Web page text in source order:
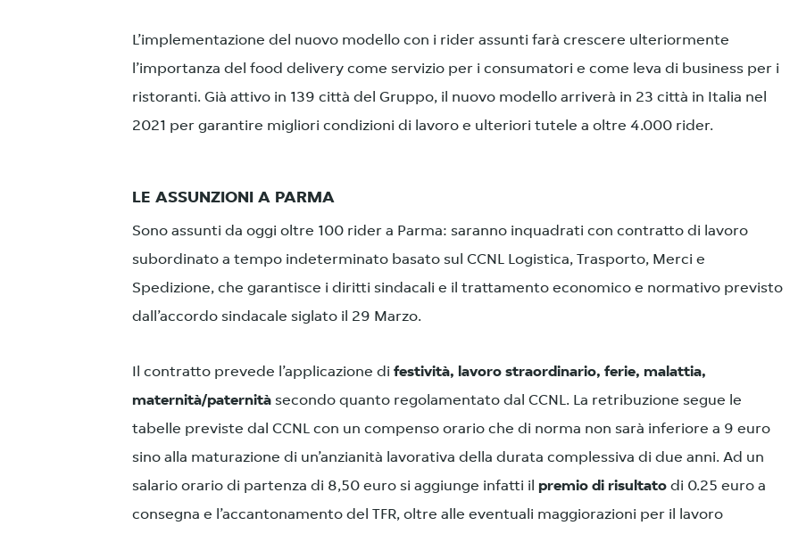
L’implementazione del nuovo modello con i rider assunti farà crescere ulteriormente
l’importanza del food delivery come servizio per i consumatori e come leva di business per i
ristoranti. Già attivo in 139 città del Gruppo, il nuovo modello arriverà in 23 città in Italia nel
2021 per garantire migliori condizioni di lavoro e ulteriori tutele a oltre 4.000 rider.
LE ASSUNZIONI A PARMA
Sono assunti da oggi oltre 100 rider a Parma: saranno inquadrati con contratto di lavoro
subordinato a tempo indeterminato basato sul CCNL Logistica, Trasporto, Merci e
Spedizione, che garantisce i diritti sindacali e il trattamento economico e normativo previsto
dall’accordo sindacale siglato il 29 Marzo.
Il contratto prevede l’applicazione di festività, lavoro straordinario, ferie, malattia,
maternità/paternità secondo quanto regolamentato dal CCNL. La retribuzione segue le
tabelle previste dal CCNL con un compenso orario che di norma non sarà inferiore a 9 euro
sino alla maturazione di un’anzianità lavorativa della durata complessiva di due anni. Ad un
salario orario di partenza di 8,50 euro si aggiunge infatti il premio di risultato di 0.25 euro a
consegna e l’accantonamento del TFR, oltre alle eventuali maggiorazioni per il lavoro